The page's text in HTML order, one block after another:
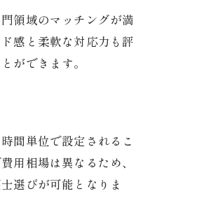
領域のマッチングが満
感と柔軟な対応力も評
ができます。
間単位で設定されるこ
用相場は異なるため、
選びが可能となりま